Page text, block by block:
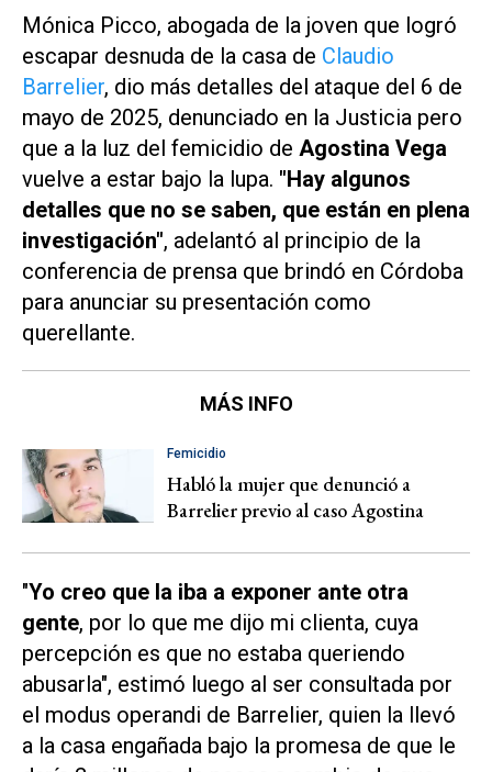
Mónica Picco, abogada de la joven que logró
escapar desnuda de la casa de Claudio
Barrelier, dio más detalles del ataque del 6 de
mayo de 2025, denunciado en la Justicia pero
que a la luz del femicidio de Agostina Vega
vuelve a estar bajo la lupa. "Hay algunos
detalles que no se saben, que están en plena
investigación", adelantó al principio de la
conferencia de prensa que brindó en Córdoba
para anunciar su presentación como
querellante.
MÁS INFO
Femicidio
Habló la mujer que denunció a
Barrelier previo al caso Agostina
"Yo creo que la iba a exponer ante otra
gente, por lo que me dijo mi clienta, cuya
percepción es que no estaba queriendo
abusarla", estimó luego al ser consultada por
el modus operandi de Barrelier, quien la llevó
a la casa engañada bajo la promesa de que le